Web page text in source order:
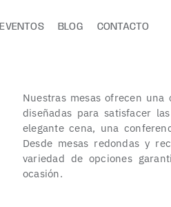
EVENTOS BLOG CONTACTO
Nuestras mesas ofrecen
diseñadas para satisfacer
elegante cena, una
Desde mesas redondas y
variedad de opciones
ocasión.